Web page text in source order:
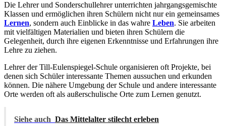
Die Lehrer und Sonderschullehrer unterrichten jahrgangsgemischte
Klassen und ermöglichen ihren Schülern nicht nur ein gemeinsames
Lernen, sondern auch Einblicke in das wahre Leben. Sie arbeiten
mit vielfältigen Materialien und bieten ihren Schülern die
Gelegenheit, durch ihre eigenen Erkenntnisse und Erfahrungen ihre
Lehre zu ziehen.
Lehrer der Till-Eulenspiegel-Schule organisieren oft Projekte, bei
denen sich Schüler interessante Themen aussuchen und erkunden
können. Die nähere Umgebung der Schule und andere interessante
Orte werden oft als außerschulische Orte zum Lernen genutzt.
Siehe auch Das Mittelalter stilecht erleben